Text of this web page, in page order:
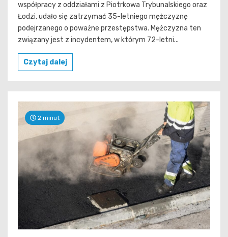
współpracy z oddziałami z Piotrkowa Trybunalskiego oraz
Łodzi, udało się zatrzymać 35-letniego mężczyznę
podejrzanego o poważne przestępstwa. Mężczyzna ten
związany jest z incydentem, w którym 72-letni...
Czytaj dalej
2 minut